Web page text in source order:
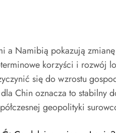
a Namibią pokazują
korzyści i rozwój
się do wzrostu
Chin oznacza to stabilny
geopolityki